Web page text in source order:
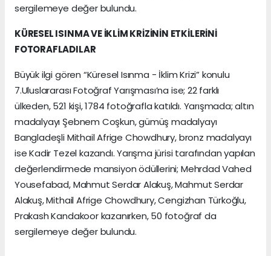
sergilemeye değer bulundu.
KÜRESEL ISINMA VE İKLİM KRİZİNİN ETKİLERİNİ
FOTORAFLADILAR
Büyük ilgi gören “Küresel Isınma - İklim Krizi” konulu
7.Uluslararası Fotoğraf Yarışması’na ise; 22 farklı
ülkeden, 521 kişi, 1784 fotoğrafla katıldı. Yarışmada; altın
madalyayı Şebnem Coşkun, gümüş madalyayı
Bangladeşli Mithail Afrige Chowdhury, bronz madalyayı
ise Kadir Tezel kazandı. Yarışma jürisi tarafından yapılan
değerlendirmede mansiyon ödüllerini; Mehrdad Vahed
Yousefabad, Mahmut Serdar Alakuş, Mahmut Serdar
Alakuş, Mithail Afrige Chowdhury, Cengizhan Türkoğlu,
Prakash Kandakoor kazanırken, 50 fotoğraf da
sergilemeye değer bulundu.